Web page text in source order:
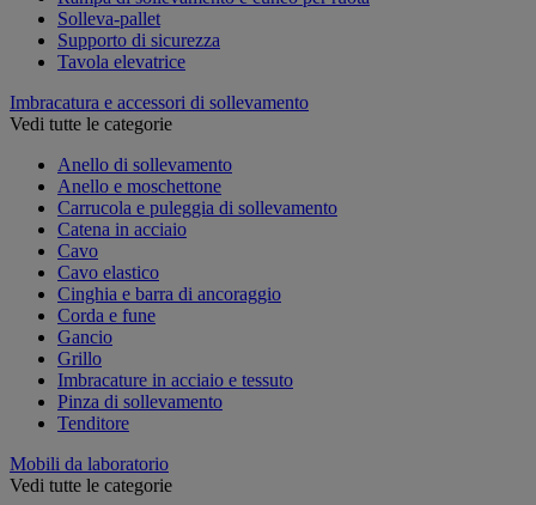
Solleva-pallet
Supporto di sicurezza
Tavola elevatrice
Imbracatura e accessori di sollevamento
Vedi tutte le categorie
Anello di sollevamento
Anello e moschettone
Carrucola e puleggia di sollevamento
Catena in acciaio
Cavo
Cavo elastico
Cinghia e barra di ancoraggio
Corda e fune
Gancio
Grillo
Imbracature in acciaio e tessuto
Pinza di sollevamento
Tenditore
Mobili da laboratorio
Vedi tutte le categorie